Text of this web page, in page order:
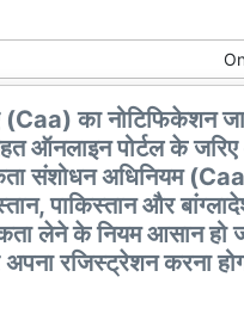
का नोटिफिकेशन
पोर्टल के जरिए
संशोधन अधिनियम
पाकिस्तान और
लेने के नियम आसान हो
रजिस्ट्रेशन करना